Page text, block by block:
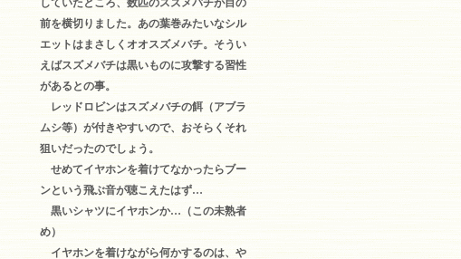
していたところ、数匹のスズメバチが目の
前を横切りました。あの葉巻みたいなシル
エットはまさしくオオスズメバチ。そうい
えばスズメバチは黒いものに攻撃する習性
があるとの事。
レッドロビンはスズメバチの餌（アブラ
ムシ等）が付きやすいので、おそらくそれ
狙いだったのでしょう。
せめてイヤホンを着けてなかったらブー
ンという飛ぶ音が聴こえたはず…
黒いシャツにイヤホンか…（この未熟者
め）
イヤホンを着けながら何かするのは、や